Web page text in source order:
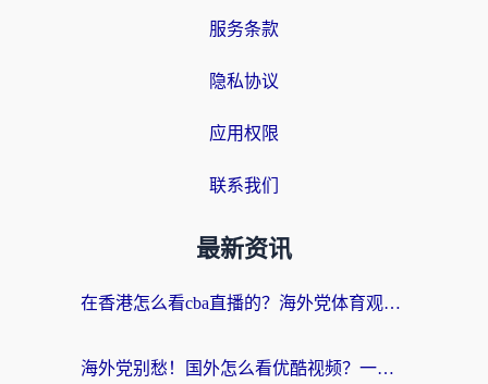
服务条款
隐私协议
应用权限
联系我们
最新资讯
在香港怎么看cba直播的？海外党体育观赛终极指南：告别版权限制，畅享中文解说
海外党别愁！国外怎么看优酷视频？一招解决追剧、看直播难题